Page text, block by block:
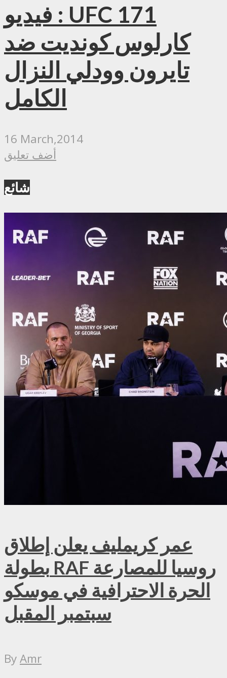
فيديو : UFC 171
كارلوس كونديت ضد
تايرون وودلي النزال
الكامل
16 March,2014
أضف تعليق
شائع
عمر كريمليف يعلن إطلاق
بطولة RAF روسيا للمصارعة
الحرة الاحترافية في موسكو
سبتمبر المقبل
ByAmr